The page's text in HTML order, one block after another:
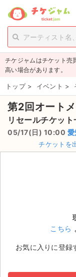
person_add 新規会員
チケットを探す
新着チケット
値下げしたチケット
都道府県からチケッ
もうすぐ開催のチケ
チケットのリクエス
ライブ・コンサート
ライブ・コンサート
チケジャムはチケット売
高い場合があります。
トップ > イベント >
第2回オート
リセールチケット
05/17(日) 10:00 愛
チケットを
こちら
お気に入りに登録